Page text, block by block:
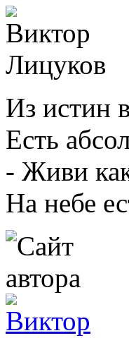
Из истин
Есть
- Живи
На небе